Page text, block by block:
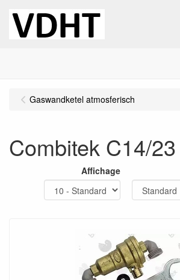
Gaswandketel atmosferisch
Combitek C14/23
Affichage